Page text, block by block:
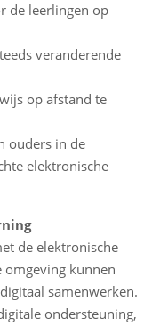
de leerlingen op
veranderende
op afstand te
ouders in de
elektronische
de elektronische
omgeving kunnen
samenwerken.
ondersteuning,